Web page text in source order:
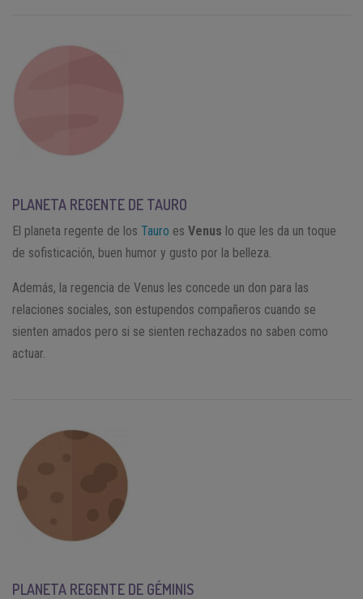
PLANETA REGENTE DE TAURO
El planeta regente de los Tauro es Venus lo que les da un toque
de sofisticación, buen humor y gusto por la belleza.
Además, la regencia de Venus les concede un don para las
relaciones sociales, son estupendos compañeros cuando se
sienten amados pero si se sienten rechazados no saben como
actuar.
PLANETA REGENTE DE GÉMINIS